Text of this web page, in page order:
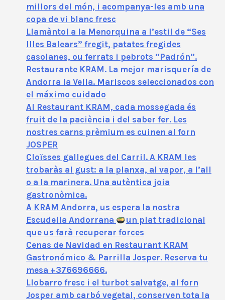
millors del món, i acompanya-les amb una
copa de vi blanc fresc
Llamàntol a la Menorquina a l’estil de “Ses
Illes Balears” fregit, patates fregides
casolanes, ou ferrats i pebrots “Padrón”.
Restaurante KRAM. La mejor marisquería de
Andorra la Vella. Mariscos seleccionados con
el máximo cuidado
Al Restaurant KRAM, cada mossegada és
fruit de la paciència i del saber fer. Les
nostres carns prèmium es cuinen al forn
JOSPER
Cloïsses gallegues del Carril. A KRAM les
trobaràs al gust: a la planxa, al vapor, a l’all
o a la marinera. Una autèntica joia
gastronòmica.
A KRAM Andorra, us espera la nostra
Escudella Andorrana
un plat tradicional
que us farà recuperar forces
Cenas de Navidad en Restaurant KRAM
Gastronómico & Parrilla Josper. Reserva tu
mesa +376696666.
Llobarro fresc i el turbot salvatge, al forn
Josper amb carbó vegetal, conserven tota la